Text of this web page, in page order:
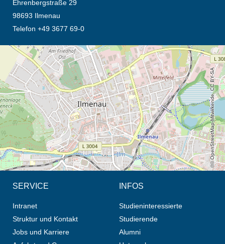
Ehrenbergstraße 29
98693 Ilmenau
Telefon +49 3677 69-0
Öffnet die Anfahrtsbeschreibung in neuem Tab (Karte)
© OpenStreetMap-Mitwirkende, CC BY-SA
SERVICE
Intranet
Struktur und Kontakt
Jobs und Karriere
INFOS
Studieninteressierte
Studierende
Alumni